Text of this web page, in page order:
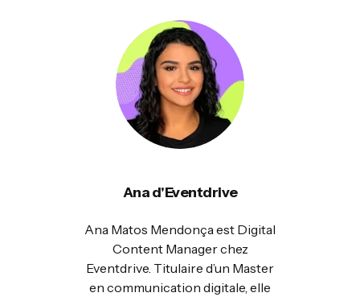
Ana d'Eventdrive
Ana Matos Mendonça est Digital
Content Manager chez
Eventdrive. Titulaire d’un Master
en communication digitale, elle